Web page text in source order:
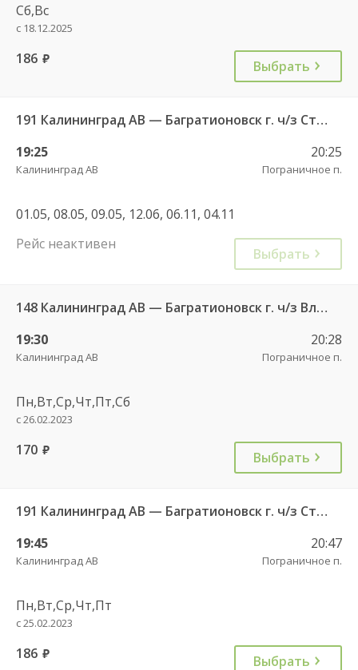
Сб,Вс
с 18.12.2025
186 руб. Выбрать
191 Калининград АВ — Багратионовск г. ч/з Стрельня п., Долгоруково п.
19:25
Калининград АВ
20:25
Пограничное п.
01.05, 08.05, 09.05, 12.06, 06.11, 04.11
Рейс неактивен
Выбрать
148 Калининград АВ — Багратионовск г. ч/з Владимирово п., Славское п., Долгоруково п.
19:30
Калининград АВ
20:28
Пограничное п.
Пн,Вт,Ср,Чт,Пт,Сб
с 26.02.2023
170 руб. Выбрать
191 Калининград АВ — Багратионовск г. ч/з Стрельня п., Долгоруково п.
19:45
Калининград АВ
20:47
Пограничное п.
Пн,Вт,Ср,Чт,Пт
с 25.02.2023
186 руб. Выбрать